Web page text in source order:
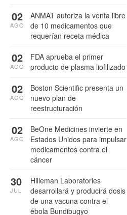
ANMAT autoriza la venta libre
de 10 medicamentos que
requerían receta médica
02
AGO
FDA aprueba el primer
producto de plasma liofilizado
02
AGO
Boston Scientific presenta un
nuevo plan de
reestructuración
02
AGO
BeOne Medicines invierte en
Estados Unidos para impulsar
medicamentos contra el
cáncer
02
AGO
Hilleman Laboratories
desarrollará y producirá dosis
de una vacuna contra el
ébola Bundibugyo
30
JUL